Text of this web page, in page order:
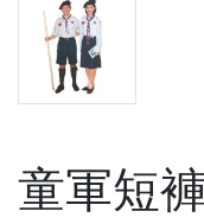
童軍短